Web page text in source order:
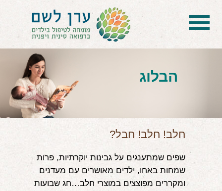
בית
הטיפול
הכל על דיקור סיני ודיקור יפני לילדים
הילד לא מפסיק להיות חולה
בעיות נשימה: קוצר, סטרידור ועוד
קשיים רגשיים, אתגרי התנהגות
הבלוג
חלב! חלב! חבל?
שפים שמתענגים על גבינות יוקרתיות, פרות
שמחות באחו, ילדים מאושרים עם מעדנים
ומקררים מפוצצים במוצרי חלב…חג שבועות